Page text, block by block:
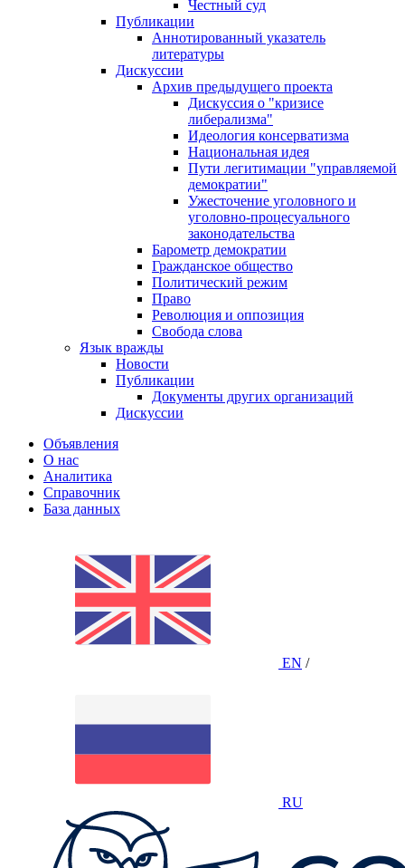
Честный суд
Публикации
Аннотированный указатель
литературы
Дискуссии
Архив предыдущего проекта
Дискуссия о "кризисе
либерализма"
Идеология консерватизма
Национальная идея
Пути легитимации "управляемой
демократии"
Ужесточение уголовного и
уголовно-процесуального
законодательства
Барометр демократии
Гражданское общество
Политический режим
Право
Революция и оппозиция
Свобода слова
Язык вражды
Новости
Публикации
Документы других организаций
Дискуссии
Объявления
О нас
Аналитика
Справочник
База данных
EN /
RU